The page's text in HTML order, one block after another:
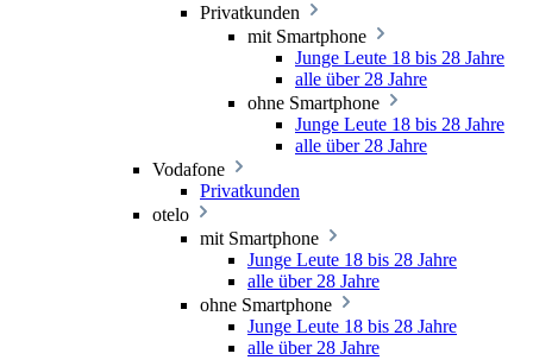
Privatkunden
mit Smartphone
Junge Leute 18 bis 28 Jahre
alle über 28 Jahre
ohne Smartphone
Junge Leute 18 bis 28 Jahre
alle über 28 Jahre
Vodafone
Privatkunden
otelo
mit Smartphone
Junge Leute 18 bis 28 Jahre
alle über 28 Jahre
ohne Smartphone
Junge Leute 18 bis 28 Jahre
alle über 28 Jahre